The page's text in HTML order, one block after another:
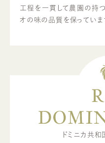
工程を一貫して農園の持
オの味の品質を保っていま
ドミニカ共和